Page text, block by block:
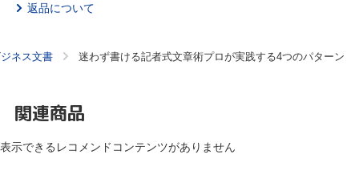
返品について
ネス文書 迷わず書ける記者式文章術プロが実践する4つのパターン
関連商品
表示できるレコメンドコンテンツがありません